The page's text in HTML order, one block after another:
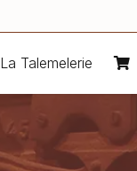
La Talemelerie